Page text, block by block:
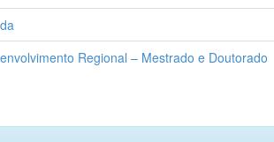
Regional – Mestrado e Doutorado